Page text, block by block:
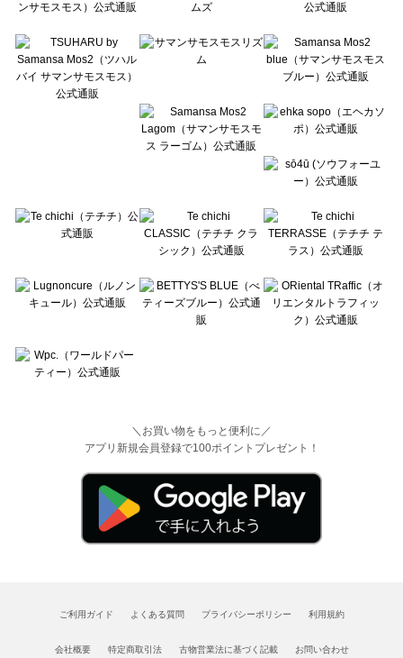
Te chichi CLASSIC（テチチ クラシック）の一覧
Lugnoncure（ルノンキュール）の一覧
BETTY'S BLUE（べティーズブルー）の一覧
Wpc.（ワールドパーティー）の一覧
＼お買い物をもっと便利に／
アプリ新規会員登録で100ポイントプレゼント！
ご利用ガイド よくある質問 プライバシーポリシー 利用規約
会社概要 特定商取引法 古物営業法に基づく記載 お問い合わせ